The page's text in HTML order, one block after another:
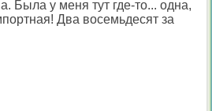
Была у меня тут где-то... одна,
Два восемьдесят за